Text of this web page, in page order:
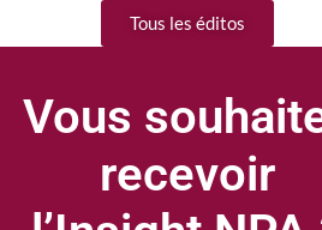
Tous les éditos
Vous
recevoir